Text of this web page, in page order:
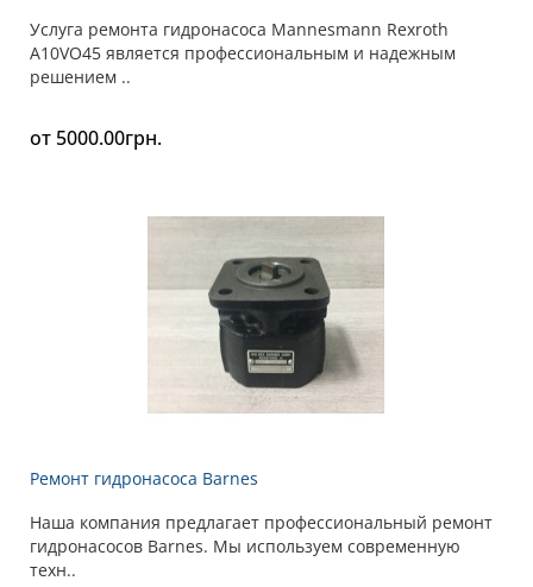
Услуга ремонта гидронасоса Mannesmann Rexroth
A10VO45 является профессиональным и надежным
решением ..
от 5000.00грн.
Ремонт гидронасоса Barnes
Наша компания предлагает профессиональный ремонт
гидронасосов Barnes. Мы используем современную
техн..